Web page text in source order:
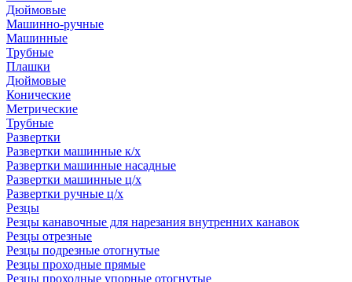
Дюймовые
Машинно-ручные
Машинные
Трубные
Плашки
Дюймовые
Конические
Метрические
Трубные
Развертки
Развертки машинные к/х
Развертки машинные насадные
Развертки машинные ц/х
Развертки ручные ц/х
Резцы
Резцы канавочные для нарезания внутренних канавок
Резцы отрезные
Резцы подрезные отогнутые
Резцы проходные прямые
Резцы проходные упорные отогнутые